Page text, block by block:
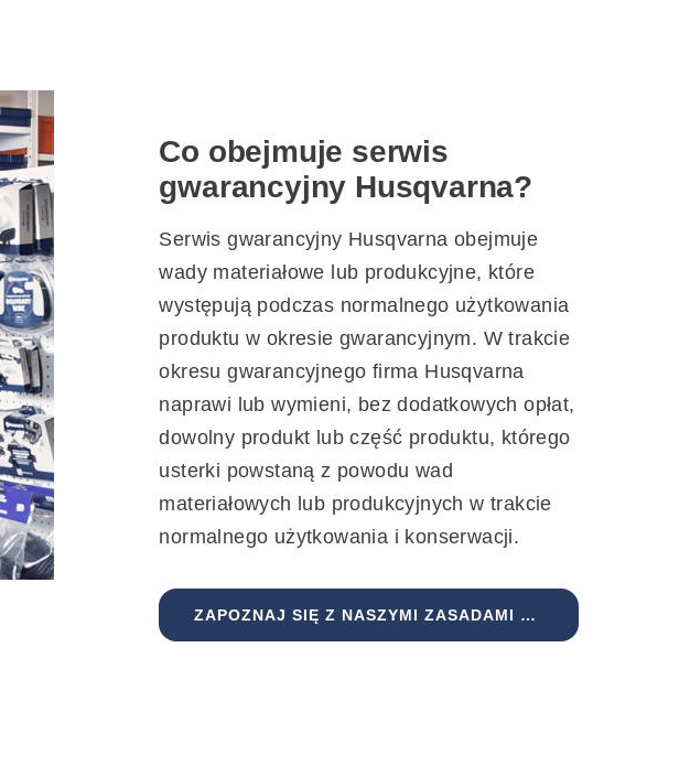
Co obejmuje serwis
gwarancyjny Husqvarna?
Serwis gwarancyjny Husqvarna obejmuje
wady materiałowe lub produkcyjne, które
występują podczas normalnego użytkowania
produktu w okresie gwarancyjnym. W trakcie
okresu gwarancyjnego firma Husqvarna
naprawi lub wymieni, bez dodatkowych opłat,
dowolny produkt lub część produktu, którego
usterki powstaną z powodu wad
materiałowych lub produkcyjnych w trakcie
normalnego użytkowania i konserwacji.
ZAPOZNAJ SIĘ Z NASZYMI ZASADAMI GWARANCJI